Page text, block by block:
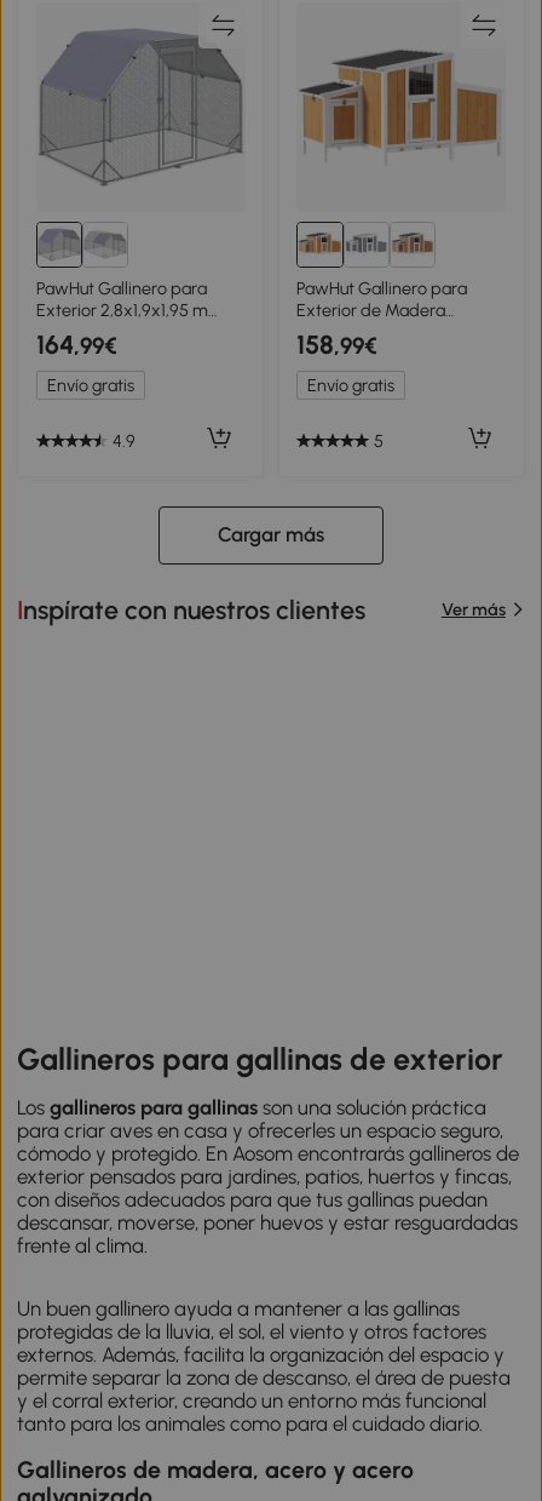
PawHut Gallinero para
Exterior 2,8x1,9x1,95 m
Jaula de Gallinas de 1
Habitación Cubierta de
Tela Oxford Anti-UV Plata
164,99€
Envío gratis
4.9
PawHut Gallinero para
Exterior de Madera
145x90x92 cm para 2-4
Gallinas con Nido Casa
Lateral Bandeja Extraíble
Amarillo
158,99€
Envío gratis
5
Cargar más
Inspírate con nuestros clientes Ver más
Gallineros para gallinas de exterior
Losgallineros para gallinas son una solución práctica
para criar aves en casa y ofrecerles un espacio seguro,
cómodo y protegido. En Aosom encontrarás gallineros de
exterior pensados para jardines, patios, huertos y fincas,
con diseños adecuados para que tus gallinas puedan
descansar, moverse, poner huevos y estar resguardadas
frente al clima.
Un buen gallinero ayuda a mantener a las gallinas
protegidas de la lluvia, el sol, el viento y otros factores
externos. Además, facilita la organización del espacio y
permite separar la zona de descanso, el área de puesta
y el corral exterior, creando un entorno más funcional
tanto para los animales como para el cuidado diario.
Gallineros de madera, acero y acero